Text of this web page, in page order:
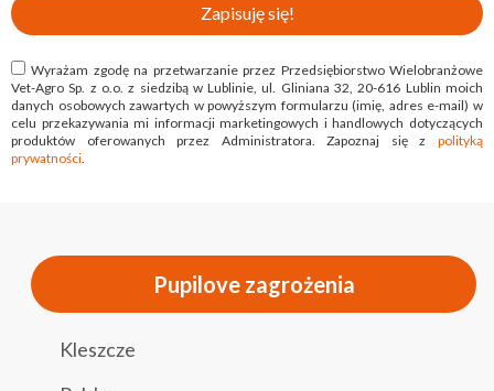
Wyrażam zgodę na przetwarzanie przez Przedsiębiorstwo Wielobranżowe
Vet-Agro Sp. z o.o. z siedzibą w Lublinie, ul. Gliniana 32, 20-616 Lublin moich
danych osobowych zawartych w powyższym formularzu (imię, adres e-mail) w
celu przekazywania mi informacji marketingowych i handlowych dotyczących
produktów oferowanych przez Administratora. Zapoznaj się z polityką
prywatności
Zapisuję się!
Pupilove zagrożenia
Kleszcze